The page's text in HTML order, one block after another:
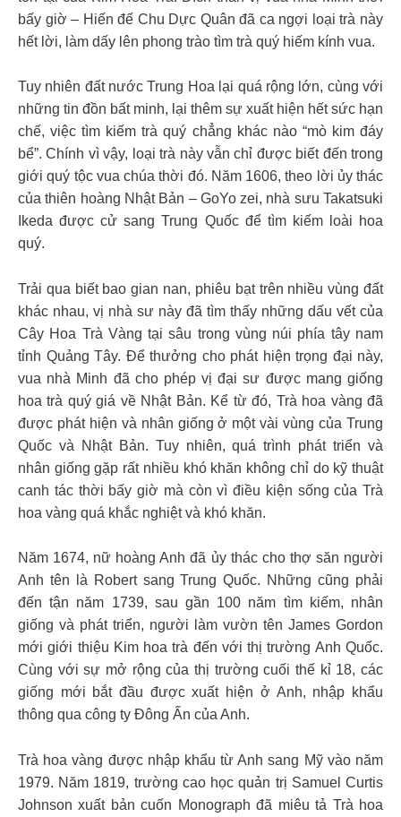
bấy giờ – Hiến đế Chu Dực Quân đã ca ngợi loại trà này
hết lời, làm dấy lên phong trào tìm trà quý hiếm kính vua.
Tuy nhiên đất nước Trung Hoa lại quá rộng lớn, cùng với
những tin đồn bất minh, lại thêm sự xuất hiện hết sức hạn
chế, việc tìm kiếm trà quý chẳng khác nào “mò kim đáy
bể”. Chính vì vậy, loại trà này vẫn chỉ được biết đến trong
giới quý tộc vua chúa thời đó. Năm 1606, theo lời ủy thác
của thiên hoàng Nhật Bản – GoYo zei, nhà sưu Takatsuki
Ikeda được cử sang Trung Quốc để tìm kiếm loài hoa
quý.
Trải qua biết bao gian nan, phiêu bạt trên nhiều vùng đất
khác nhau, vị nhà sư này đã tìm thấy những dấu vết của
Cây Hoa Trà Vàng tại sâu trong vùng núi phía tây nam
tỉnh Quảng Tây. Để thưởng cho phát hiện trọng đại này,
vua nhà Minh đã cho phép vị đại sư được mang giống
hoa trà quý giá về Nhật Bản. Kể từ đó, Trà hoa vàng đã
được phát hiện và nhân giống ở một vài vùng của Trung
Quốc và Nhật Bản. Tuy nhiên, quá trình phát triển và
nhân giống gặp rất nhiều khó khăn không chỉ do kỹ thuật
canh tác thời bấy giờ mà còn vì điều kiện sống của Trà
hoa vàng quá khắc nghiệt và khó khăn.
Năm 1674, nữ hoàng Anh đã ủy thác cho thợ săn người
Anh tên là Robert sang Trung Quốc. Những cũng phải
đến tận năm 1739, sau gần 100 năm tìm kiếm, nhân
giống và phát triển, người làm vườn tên James Gordon
mới giới thiệu Kim hoa trà đến với thị trường Anh Quốc.
Cùng với sự mở rộng của thị trường cuối thế kỉ 18, các
giống mới bắt đầu được xuất hiện ở Anh, nhập khẩu
thông qua công ty Đông Ấn của Anh.
Trà hoa vàng được nhập khẩu từ Anh sang Mỹ vào năm
1979. Năm 1819, trường cao học quản trị Samuel Curtis
Johnson xuất bản cuốn Monograph đã miêu tả Trà hoa